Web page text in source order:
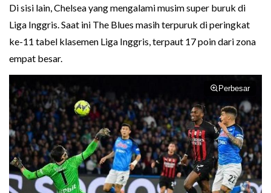
Di sisi lain, Chelsea yang mengalami musim super buruk di
Liga Inggris. Saat ini The Blues masih terpuruk di peringkat
ke-11 tabel klasemen Liga Inggris, terpaut 17 poin dari zona
empat besar.
Perbesar